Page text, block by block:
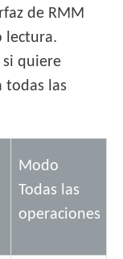
de RMM
lectura.
si quiere
todas las
Modo
Todas las
operaciones